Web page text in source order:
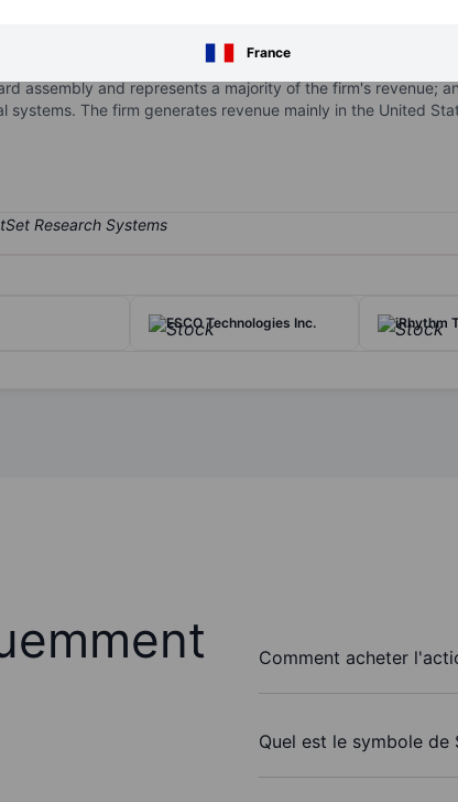
France
solutions, components, and after-market services
and aerospace end markets. The operations are
assembly and represents a majority of the firm's revenue;
systems. The firm generates revenue mainly in the United
ESCO Technologies Inc. iRhythm
Comment acheter
Quel est le symbole de